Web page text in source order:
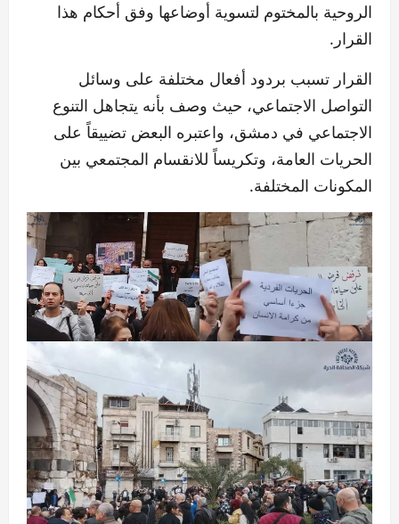
الروحية بالمختوم لتسوية أوضاعها وفق أحكام هذا
القرار.
القرار تسبب بردود أفعال مختلفة على وسائل
التواصل الاجتماعي، حيث وصف بأنه يتجاهل التنوع
الاجتماعي في دمشق، واعتبره البعض تضييقاً على
الحريات العامة، وتكريساً للانقسام المجتمعي بين
المكونات المختلفة.